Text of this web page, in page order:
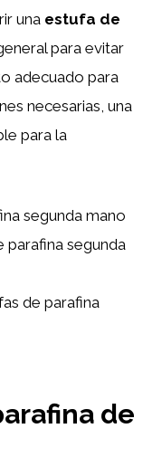
una estufa de
para evitar
adecuado para
necesarias, una
para la
segunda mano
parafina segunda
de parafina
de